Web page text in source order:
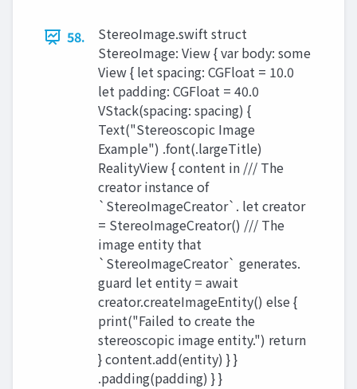
58.
StereoImage.swift struct
StereoImage: View { var body: some
View { let spacing: CGFloat = 10.0
let padding: CGFloat = 40.0
VStack(spacing: spacing) {
Text("Stereoscopic Image
Example") .font(.largeTitle)
RealityView { content in /// The
creator instance of
`StereoImageCreator`. let creator
= StereoImageCreator() /// The
image entity that
`StereoImageCreator` generates.
guard let entity = await
creator.createImageEntity() else {
print("Failed to create the
stereoscopic image entity.") return
} content.add(entity) } }
.padding(padding) } }